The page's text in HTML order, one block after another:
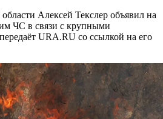
Алексей Текслер объявил на
ЧС в связи с крупными
URA.RU со ссылкой на его